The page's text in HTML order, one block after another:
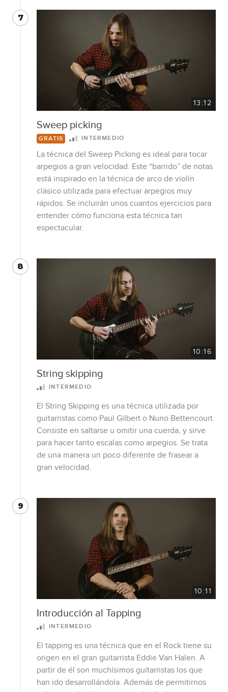
7
13:12
Sweep picking
GRATIS INTERMEDIO
La técnica del Sweep Picking es ideal para tocar
arpegios a gran velocidad. Este “barrido” de notas
está inspirado en la técnica de arco de violín
clásico utilizada para efectuar arpegios muy
rápidos. Se incluirán unos cuantos ejercicios para
entender cómo funciona esta técnica tan
espectacular.
8
10:16
String skipping
INTERMEDIO
El String Skipping es una técnica utilizada por
guitarristas como Paul Gilbert o Nuno Bettencourt.
Consiste en saltarse u omitir una cuerda, y sirve
para hacer tanto escalas como arpegios. Se trata
de una manera un poco diferente de frasear a
gran velocidad.
9
10:11
Introducción al Tapping
INTERMEDIO
El tapping es una técnica que en el Rock tiene su
origen en el gran guitarrista Eddie Van Halen. A
partir de él son muchísimos guitarristas los que
han ido desarrollándola. Además de permitirnos